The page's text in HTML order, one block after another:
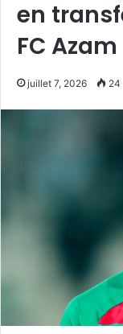
en
FC Azam
juillet 7, 2026 24